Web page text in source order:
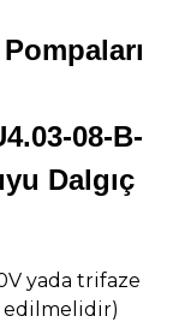
08-B-
Dalgıç
yada trifaze
edilmelidir)